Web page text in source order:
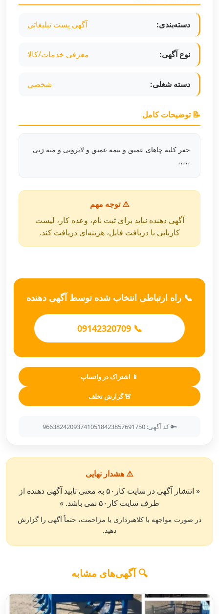
دسته‌بندی: آگهی پست تبلیغاتی
نوع آگهی: معرفی خدمات/کالا
دسته شغلی: شخصی
📝 توضیحات کامل
حفر کلیه چاهای عمیق و نیمه عمیق و لایروبی و مته زنی
،،،،،
⚠️ توجه مهم
آگهی دهنده نباید برای ثبت نام، وعده کار، لیست
کاریابی یا دریافت فایل، هزینه‌ای دریافت کند.
📞 راه ارتباطی انتخاب شده توسط آگهی دهنده
📞 09142320709
📱 اشتراک در واتساپ
🚨 گزارش تخلف
🔑 کد آگهی: 966382420937410518423857691750
⚠️ هشدار نهایی
« انتشار آگهی در سایت کار۵۰ به معنی تایید آگهی دهنده از
طرف سایت کار۵۰ نمی باشد. »
در صورت مواجهه با کلاهبرداری یا مزاحمت، حتماً آگهی را گزارش
دهید.
🔍 آگهی‌های مشابه